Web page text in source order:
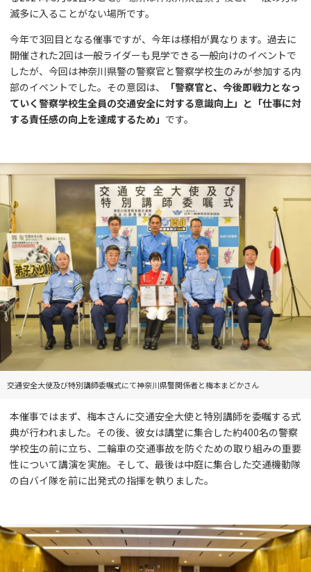
滅多に入ることがない場所です。
今年で3回目となる催事ですが、今年は様相が異なります。過去に
開催された2回は一般ライダーも見学できる一般向けのイベントで
したが、今回は神奈川県警の警察官と警察学校生のみが参加する内
部のイベントでした。その意図は、
「警察官と、今後即戦力となっ
ていく警察学校生全員の交通安全に対する意識向上」と「仕事に対
する責任感の向上を達成するため」 です。
交通安全大使及び特別講師委嘱式にて神奈川県警関係者と梅本まどかさん
本催事ではまず、梅本さんに交通安全大使と特別講師を委嘱する式
典が行われました。その後、彼女は講堂に集合した約400名の警察
学校生の前に立ち、二輪車の交通事故を防ぐための取り組みの重要
性について講演を実施。そして、最後は中庭に集合した交通機動隊
の白バイ隊を前に出発式の指揮を執りました。